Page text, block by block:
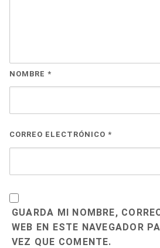
NOMBRE *
CORREO ELECTRÓNICO *
GUARDA MI NOMBRE,
WEB EN ESTE NAVEGADOR
VEZ QUE COMENTE.